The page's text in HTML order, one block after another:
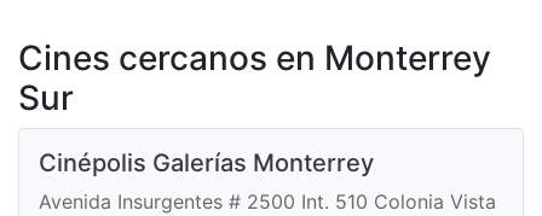
Cines cercanos en Monterrey
Sur
Cinépolis Galerías Monterrey
Avenida Insurgentes # 2500 Int. 510 Colonia Vista